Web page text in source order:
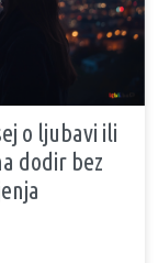
o ljubavi ili
dodir bez